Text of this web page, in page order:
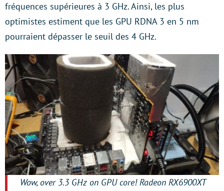
fréquences supérieures à 3 GHz. Ainsi, les plus
optimistes estiment que les GPU RDNA 3 en 5 nm
pourraient dépasser le seuil des 4 GHz.
Wow, over 3.3 GHz on GPU core! Radeon RX6900XT